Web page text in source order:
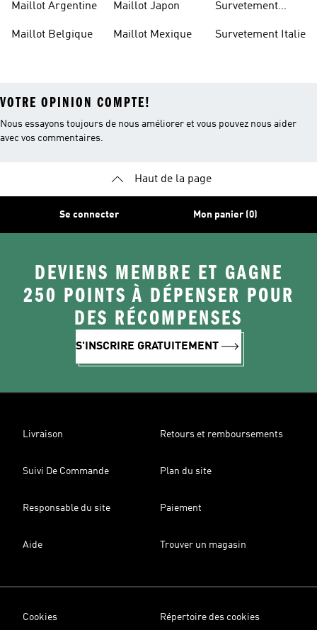
Maillot Argentine
Maillot Belgique
Maillot Japon
Maillot Mexique
Survetement
Survetement Italie
VOTRE OPINION COMPTE!
Nous essayons toujours de nous améliorer et vous pouvez nous aider
avec vos commentaires.
Haut de la page
Se connecter Mon panier (0)
DEVIENS MEMBRE ET GAGNE
250 POINTS À DÉPENSER POUR
DES RÉCOMPENSES
S'INSCRIRE GRATUITEMENT
Livraison Retours et remboursements
Suivi De Commande Plan du site
Responsable du site Paiement
Aide Trouver un magasin
Cookies Répertoire des cookies